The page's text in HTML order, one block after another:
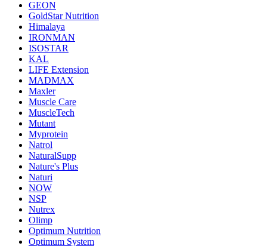
GEON
GoldStar Nutrition
Himalaya
IRONMAN
ISOSTAR
KAL
LIFE Extension
MADMAX
Maxler
Muscle Care
MuscleTech
Mutant
Myprotein
Natrol
NaturalSupp
Nature's Plus
Naturi
NOW
NSP
Nutrex
Olimp
Optimum Nutrition
Optimum System